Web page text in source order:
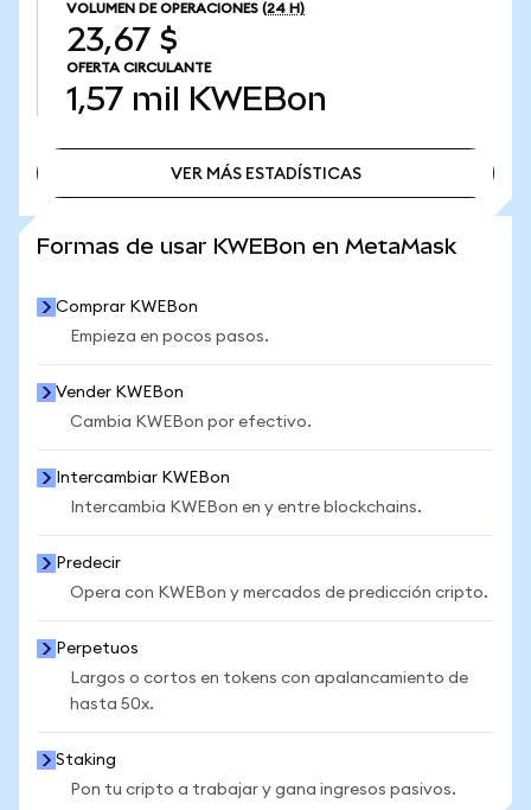
VOLUMEN DE OPERACIONES (24 H)
23,67 $
OFERTA CIRCULANTE
1,57 mil KWEBon
VER MÁS ESTADÍSTICAS
Formas de usar KWEBon en MetaMask
Comprar KWEBon
Empieza en pocos pasos.
Vender KWEBon
Cambia KWEBon por efectivo.
Intercambiar KWEBon
Intercambia KWEBon en y entre blockchains.
Predecir
Opera con KWEBon y mercados de predicción cripto.
Perpetuos
Largos o cortos en tokens con apalancamiento de
hasta 50x.
Staking
Pon tu cripto a trabajar y gana ingresos pasivos.